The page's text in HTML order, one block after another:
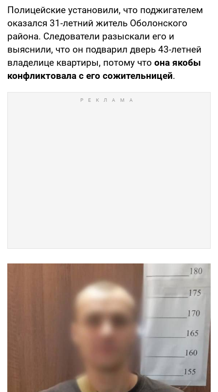
Полицейские установили, что поджигателем
оказался 31-летний житель Оболонского
района. Следователи разыскали его и
выяснили, что он подварил дверь 43-летней
владелице квартиры, потому что она якобы
конфликтовала с его сожительницей.